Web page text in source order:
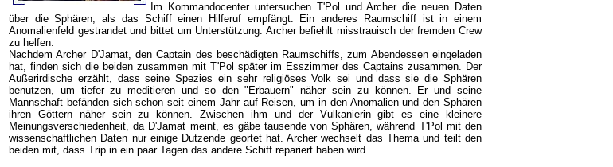
Im Kommandocenter untersuchen T'Pol und Archer die neuen Daten
über die Sphären, als das Schiff einen Hilferuf empfängt. Ein anderes Raumschiff ist in einem
Anomalienfeld gestrandet und bittet um Unterstützung. Archer befiehlt misstrauisch der fremden Crew
zu helfen.
Nachdem Archer D'Jamat, den Captain des beschädigten Raumschiffs, zum Abendessen eingeladen
hat, finden sich die beiden zusammen mit T'Pol später im Esszimmer des Captains zusammen. Der
Außerirdische erzählt, dass seine Spezies ein sehr religiöses Volk sei und dass sie die Sphären
benutzen, um tiefer zu meditieren und so den "Erbauern" näher sein zu können. Er und seine
Mannschaft befänden sich schon seit einem Jahr auf Reisen, um in den Anomalien und den Sphären
ihren Göttern näher sein zu können. Zwischen ihm und der Vulkanierin gibt es eine kleinere
Meinungsverschiedenheit, da D'Jamat meint, es gäbe tausende von Sphären, während T'Pol mit den
wissenschaftlichen Daten nur einige Dutzende geortet hat. Archer wechselt das Thema und teilt den
beiden mit, dass Trip in ein paar Tagen das andere Schiff repariert haben wird.